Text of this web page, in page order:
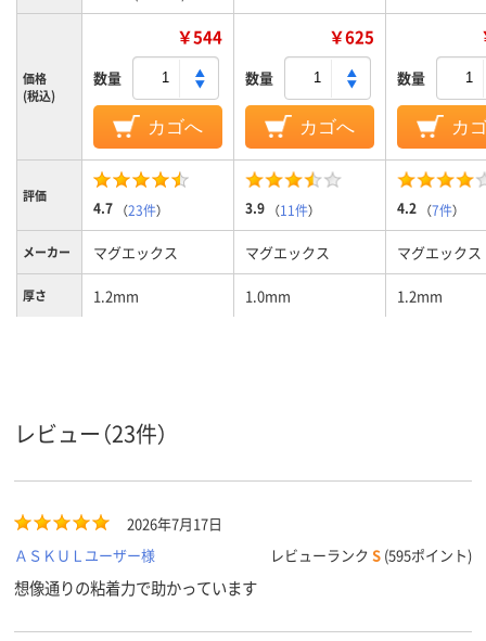
価格
(税込)
￥544
数量
カゴへ
￥625
数量
カゴへ
数量
カ
評価
4.7 （23件） 3.9 （11件） 4.2 （7件）
メーカー マグエックス マグエックス マグエックス
厚さ 1.2mm 1.0mm 1.2mm
レビュー（23件）
2026年7月17日
ＡＳＫＵＬユーザー様
レビューランク S (595ポイント)
想像通りの粘着力で助かっています